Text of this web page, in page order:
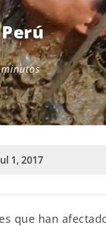
minutos
1, 2017
que han